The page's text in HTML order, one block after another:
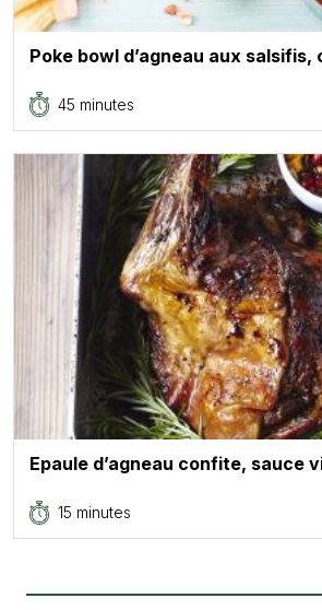
Poke bowl d’agneau aux
45 minutes
Epaule d’agneau confite, sauce
15 minutes